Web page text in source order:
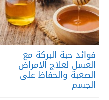
فوائد حبة البركة مع
العسل لعلاج الامراض
الصعبة والحفاظ على
الجسم